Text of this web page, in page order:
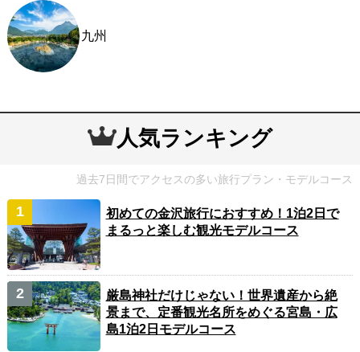
九州
人気ランキング
過去7日間でアクセスの多い旅行プラン・モデルコース
初めての金沢旅行におすすめ！1泊2日で
まるっと楽しむ観光モデルコース
厳島神社だけじゃない！世界遺産から絶
景まで、定番観光名所をめぐる宮島・広
島1泊2日モデルコース